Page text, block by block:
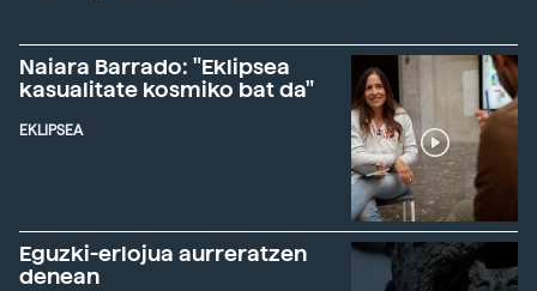
Naiara Barrado: "Eklipsea
kasualitate kosmiko bat da"
EKLIPSEA
Eguzki-erlojua aurreratzen
denean